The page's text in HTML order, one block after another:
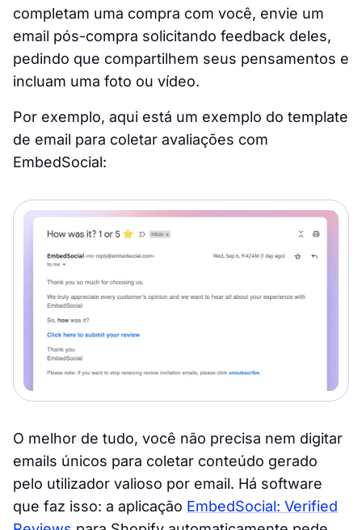
completam uma compra com você, envie um
email pós-compra solicitando feedback deles,
pedindo que compartilhem seus pensamentos e
incluam uma foto ou vídeo.
Por exemplo, aqui está um exemplo do template
de email para coletar avaliações com
EmbedSocial:
O melhor de tudo, você não precisa nem digitar
emails únicos para coletar conteúdo gerado
pelo utilizador valioso por email. Há software
que faz isso: a aplicação EmbedSocial: Verified